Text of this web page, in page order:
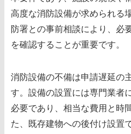
高度な消防設備が求められる
防署との事前相談により、必
を確認することが重要です。
消防設備の不備は申請遅延の
す。設備の設置には専門業者
必要であり、相当な費用と時
た、既存建物への後付け設置